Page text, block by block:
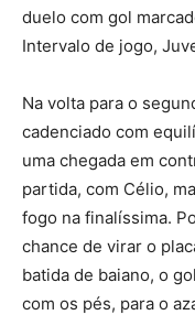
duelo com gol
Intervalo de jogo,
Na volta para o
cadenciado com
uma chegada em
partida, com Célio,
fogo na finalíssima.
chance de virar o
batida de baiano, o
com os pés, para o